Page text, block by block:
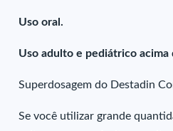
Uso oral.
Uso adulto e pediátrico acima
Superdosagem do Destadin
Se você utilizar grande